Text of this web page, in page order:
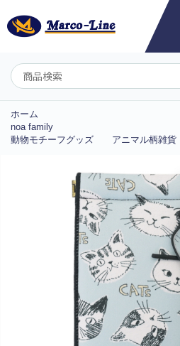
ホーム
noa family
動物モチーフグッズ
アニマル柄雑貨
ようこそ__MEMBER_LASTNAME__様
北海道・沖縄のお客様には一部送料のご負担を
部除外品があります。